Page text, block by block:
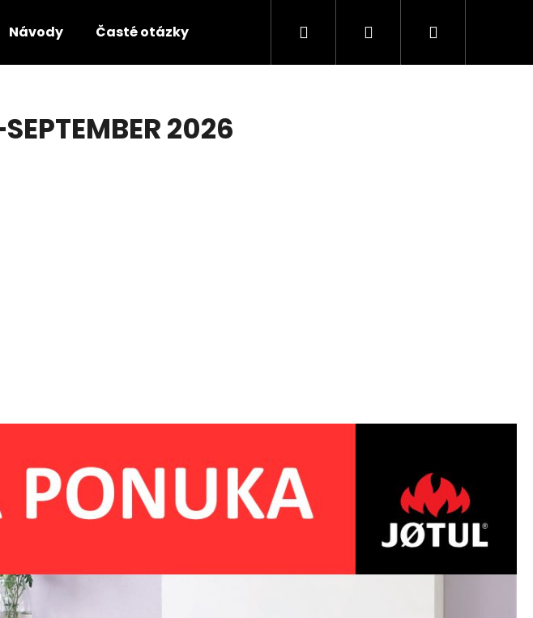
Návody Časté otázky PredajcoviaHľadať PrihlásenieNákupný
2026